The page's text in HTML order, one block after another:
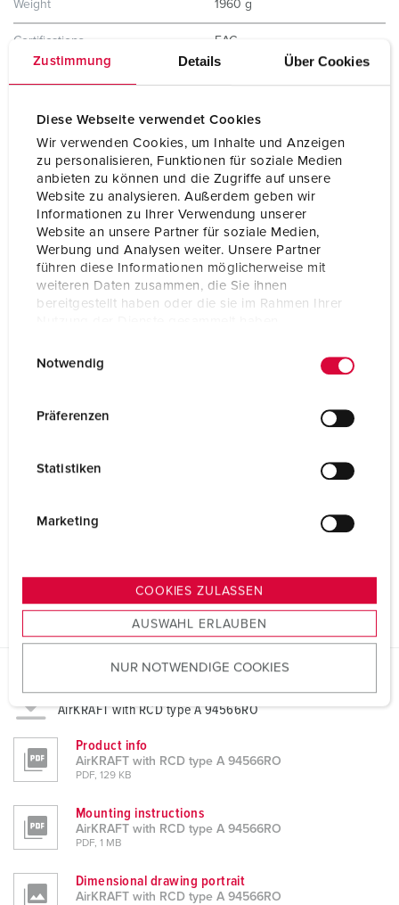
Zustimmung Details Über Cookies
Diese Webseite verwendet Cookies
Wir verwenden Cookies, um Inhalte und Anzeigen
zu personalisieren, Funktionen für soziale Medien
anbieten zu können und die Zugriffe auf unsere
Website zu analysieren. Außerdem geben wir
Informationen zu Ihrer Verwendung unserer
Website an unsere Partner für soziale Medien,
Werbung und Analysen weiter. Unsere Partner
führen diese Informationen möglicherweise mit
weiteren Daten zusammen, die Sie ihnen
bereitgestellt haben oder die sie im Rahmen Ihrer
s
u
w
a
h
l
Notwendig
Präferenzen
Statistiken
Marketing
COOKIES ZULASSEN
AUSWAHL ERLAUBEN
NUR NOTWENDIGE COOKIES
Weight 1960 g
Certifications EAC
Datasheets & Downloads
AirKRAFT with RCD type A 94566RO
Product info
AirKRAFT with RCD type A 94566RO
PDF, 129 KB
Mounting instructions
AirKRAFT with RCD type A 94566RO
PDF, 1 MB
Dimensional drawing portrait
AirKRAFT with RCD type A 94566RO